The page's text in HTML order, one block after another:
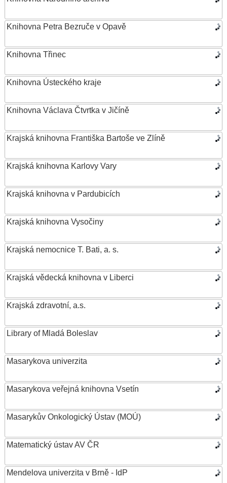
Knihovna Petra Bezruče v Opavě
Knihovna Třinec
Knihovna Ústeckého kraje
Knihovna Václava Čtvrtka v Jičíně
Krajská knihovna Františka Bartoše ve Zlíně
Krajská knihovna Karlovy Vary
Krajská knihovna v Pardubicích
Krajská knihovna Vysočiny
Krajská nemocnice T. Bati, a. s.
Krajská vědecká knihovna v Liberci
Krajská zdravotní, a.s.
Library of Mladá Boleslav
Masarykova univerzita
Masarykova veřejná knihovna Vsetín
Masarykův Onkologický Ústav (MOÚ)
Matematický ústav AV ČR
Mendelova univerzita v Brně - IdP